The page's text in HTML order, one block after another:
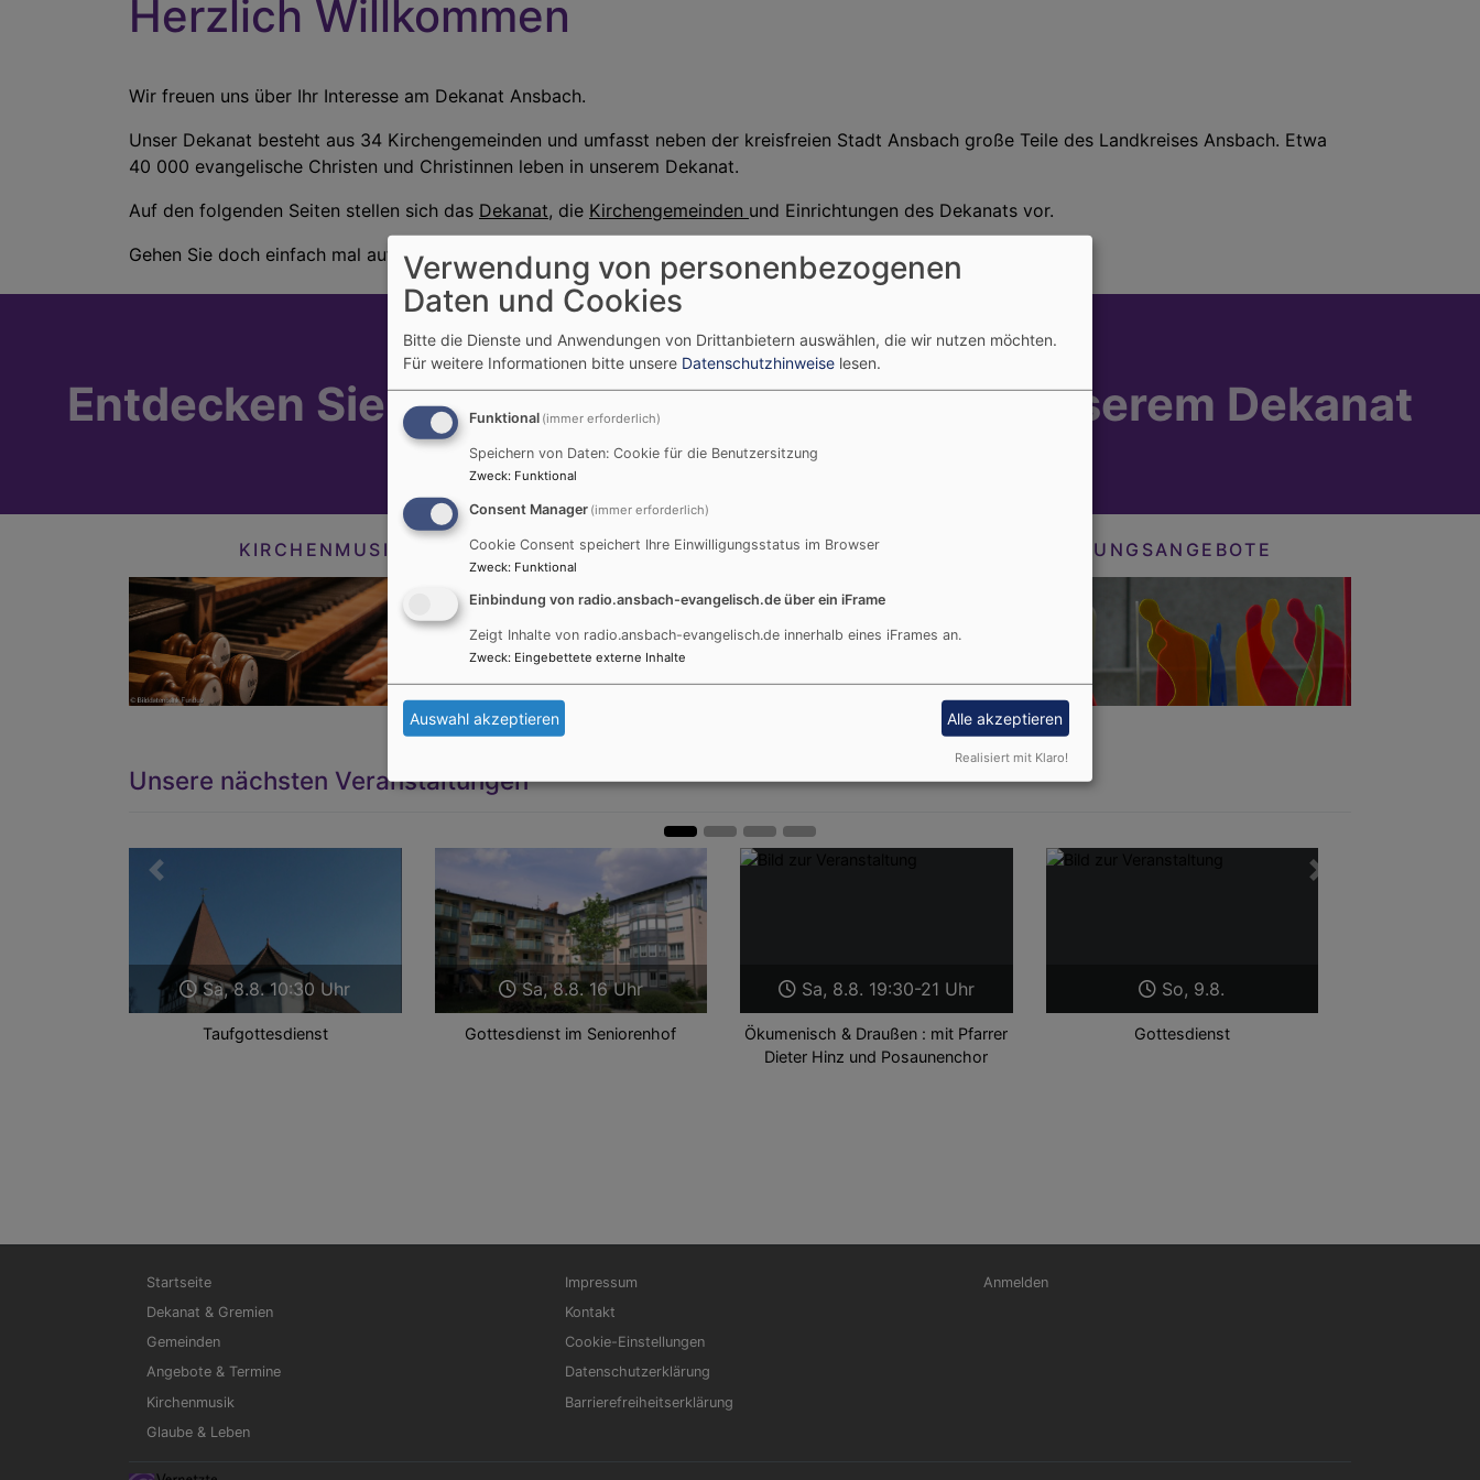
Herzlich Willkommen
Wir freuen uns über Ihr Interesse am Dekanat Ansbach.
Unser Dekanat besteht aus 34 Kirchengemeinden und umfasst neben der kreisfreien Stadt Ansbach große Teile des Landkreises Ansbach. Etwa
40 000 evangelische Christen und Christinnen leben in unserem Dekanat.
Auf den folgenden Seiten stellen sich das Dekanat, die Kirchengemeinden und Einrichtungen des Dekanats vor.
Gehen Sie doch einfach mal auf Entdeckungsreise auf unseren Seiten und lassen sich überraschen.
Entdecken Sie die vielfältigen Angebote in unserem Dekanat
KIRCHENMUSIK GLAUBE UND LEBEN BILDUNGSANGEBOTE
Unsere nächsten Veranstaltungen
Sa, 8.8. 10:30 Uhr
Taufgottesdienst
Sa, 8.8. 16 Uhr
Gottesdienst im Seniorenhof
Sa, 8.8. 19:30-21 Uhr
Ökumenisch & Draußen : mit Pfarrer
Dieter Hinz und Posaunenchor
So, 9.8.
Gottesdienst
Zurück
Hauptnavigation
Startseite
Dekanat & Gremien
Gemeinden
Angebote & Termine
Kirchenmusik
Glaube & Leben
Fußbereichsmenü
Impressum
Kontakt
Cookie-Einstellungen
Datenschutzerklärung
Barrierefreiheitserklärung
Benutzermenü
Anmelden
Verwendung von personenbezogenen
Daten und Cookies
Bitte die Dienste und Anwendungen von Drittanbietern auswählen, die wir nutzen möchten.
Für weitere Informationen bitte unsere Datenschutzhinweise lesen.
Funktional (immer erforderlich)
Speichern von Daten: Cookie für die Benutzersitzung
Zweck: Funktional
Consent Manager (immer erforderlich)
Cookie Consent speichert Ihre Einwilligungsstatus im Browser
Zweck: Funktional
Einbindung von radio.ansbach-evangelisch.de über ein iFrame
Zeigt Inhalte von radio.ansbach-evangelisch.de innerhalb eines iFrames an.
Zweck: Eingebettete externe Inhalte
Auswahl akzeptieren Alle akzeptieren
Realisiert mit Klaro!